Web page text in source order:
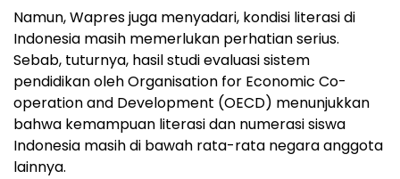
Namun, Wapres juga menyadari, kondisi literasi di
Indonesia masih memerlukan perhatian serius.
Sebab, tuturnya, hasil studi evaluasi sistem
pendidikan oleh Organisation for Economic Co-
operation and Development (OECD) menunjukkan
bahwa kemampuan literasi dan numerasi siswa
Indonesia masih di bawah rata-rata negara anggota
lainnya.